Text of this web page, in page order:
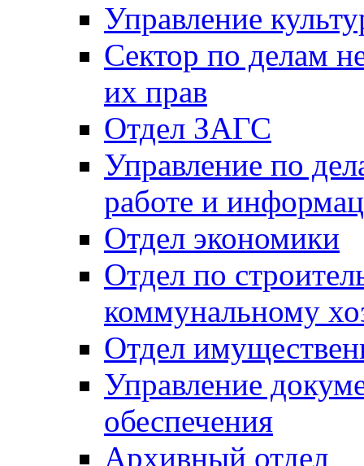
Управление
Сектор по делам
их прав
Отдел ЗАГС
Управление по
работе и
Отдел экономики
Отдел по
коммунальному
Отдел
Управление
обеспечения
Архивный отдел